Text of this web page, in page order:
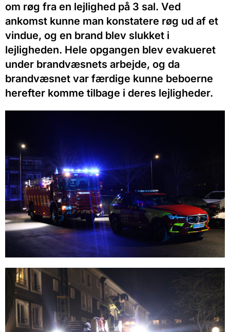
om røg fra en lejlighed på 3 sal. Ved
ankomst kunne man konstatere røg ud af et
vindue, og en brand blev slukket i
lejligheden. Hele opgangen blev evakueret
under brandvæsnets arbejde, og da
brandvæsnet var færdige kunne beboerne
herefter komme tilbage i deres lejligheder.